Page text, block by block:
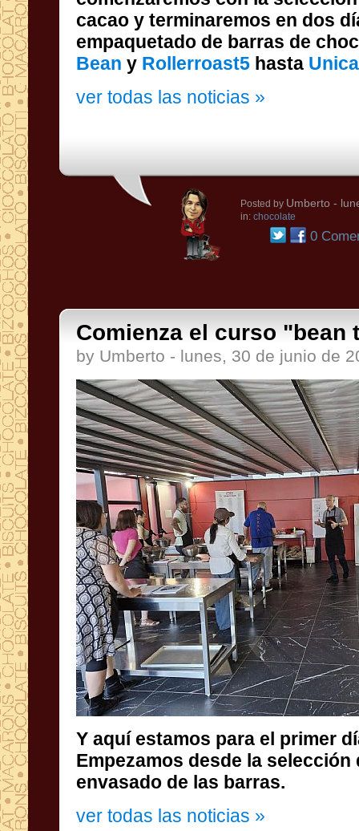
empaquetado de barras de
Bean y Rollerroast5 hasta Unica
ver todas las noticias »
Posted by Umberto -
in: chocolate
0
Comienza el curso "bean
by Umberto - lunes, 30 de junio de
Y aquí estamos para el primer
Empezamos desde la selección del
envasado de las barras.
ver todas las noticias »